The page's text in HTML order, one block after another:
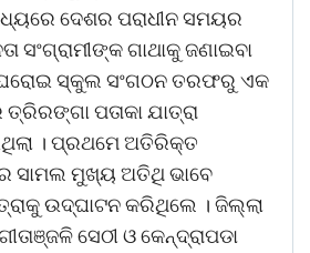
ଦେଶର ପରାଧୀନ ସମୟର
ସଂଗ୍ରାମୀଙ୍କ ଗାଥାକୁ ଜଣାଇବା
ଘରୋଇ ସ୍କୁଲ ସଂଗଠନ ତରଫରୁ ଏକ
ପତାକା ଯାତ୍ରା
। ପ୍ରଥମେ ଅତିରିକ୍ତ
ସାମଲ ମୁଖ୍ୟ ଅତିଥି ଭାବେ
ଉଦ୍ଘାଟନ କରିଥିଲେ । ଜିଲ୍ଲା
ସେଠୀ ଓ କେନ୍ଦ୍ରାପଡା